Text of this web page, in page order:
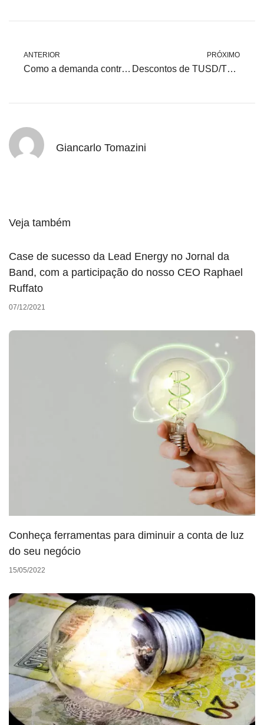
ANTERIOR
Como a demanda contratada afeta o custo final no ambiente livre
PRÓXIMO
Descontos de TUSD/TUST para energia incentivada: elegibilidade
Giancarlo Tomazini
Veja também
Case de sucesso da Lead Energy no Jornal da
Band, com a participação do nosso CEO Raphael
Ruffato
07/12/2021
Conheça ferramentas para diminuir a conta de luz
do seu negócio
15/05/2022